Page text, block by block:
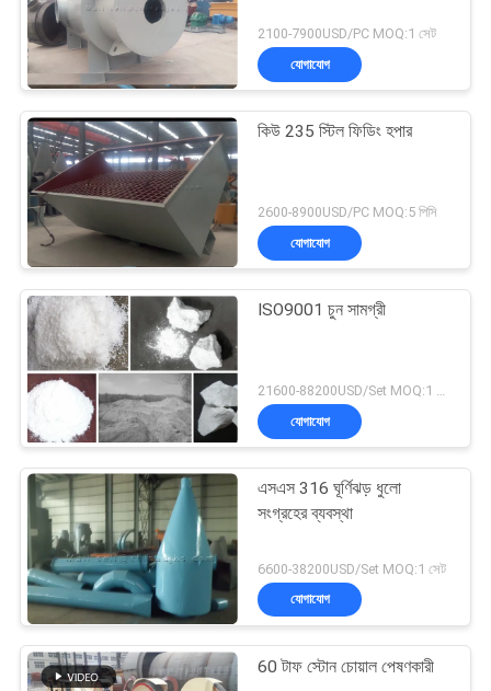
2100-7900USD/PC MOQ:1 সেট
যোগাযোগ
কিউ 235 স্টিল ফিডিং হপার
2600-8900USD/PC MOQ:5 পিসি
যোগাযোগ
ISO9001 চুন সামগ্রী
যোগাযোগ
এসএস 316 ঘূর্ণিঝড় ধুলো
সংগ্রহের ব্যবস্থা
6600-38200USD/Set MOQ:1 সেট
যোগাযোগ
60 টাফ স্টোন চোয়াল পেষণকারী